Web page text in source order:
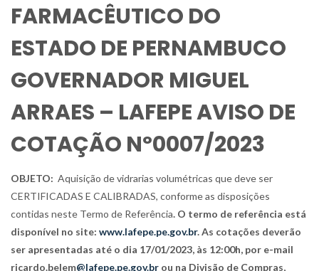
FARMACÊUTICO DO
ESTADO DE PERNAMBUCO
GOVERNADOR MIGUEL
ARRAES – LAFEPE AVISO DE
COTAÇÃO Nº0007/2023
OBJETO: Aquisição de vidrarias volumétricas que deve ser
CERTIFICADAS E CALIBRADAS, conforme as disposições
contidas neste Termo de Referência. O termo de referência está
disponível no site: www.lafepe.pe.gov.br. As cotações deverão
ser apresentadas até o dia 17/01/2023, às 12:00h, por e-mail
ricardo.belem@lafepe.pe.gov.br ou na Divisão de Compras,